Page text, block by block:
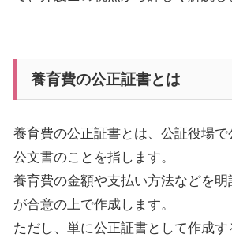
養育費の公正証書とは
養育費の公正証書とは、公証役場で
公文書のことを指します。
養育費の金額や支払い方法などを
が合意の上で作成します。
ただし、単に公正証書として作成